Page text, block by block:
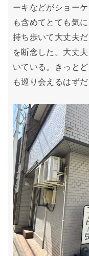
ーキなどがショー
も含めてとても気
持ち歩いて大丈夫
を断念した。大丈
いている。きっと
も巡り会えるはずだ